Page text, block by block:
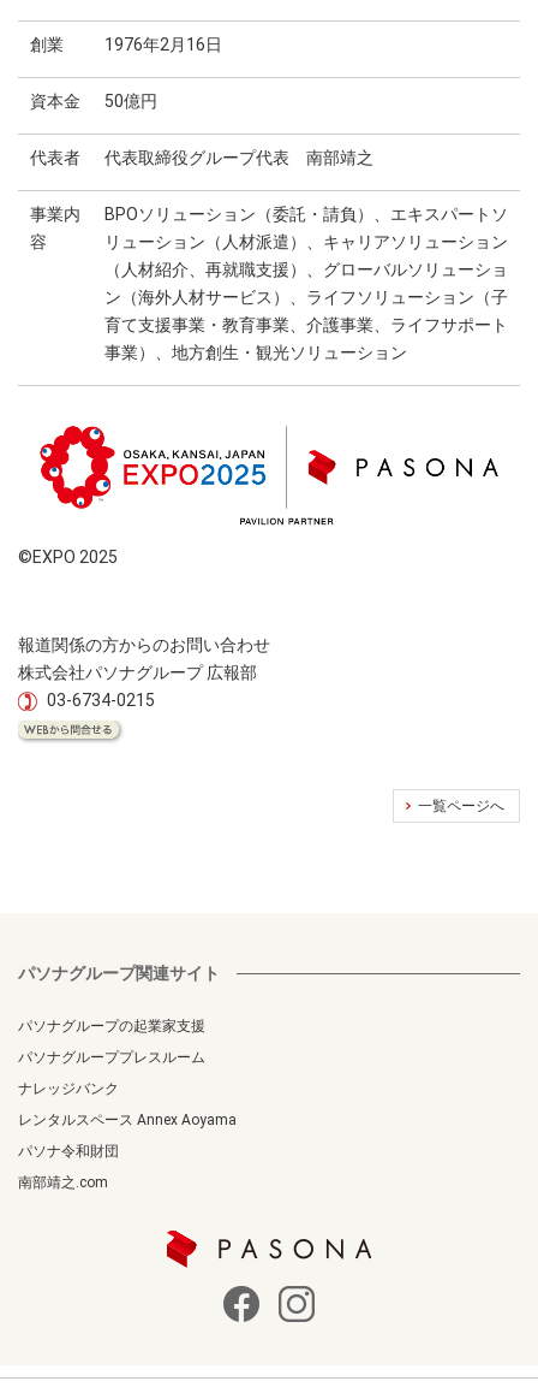
創業 1976年2月16日
資本金 50億円
代表者 代表取締役グループ代表 南部靖之
事業内
容
BPOソリューション（委託・請負）、エキスパートソ
リューション（人材派遣）、キャリアソリューション
（人材紹介、再就職支援）、グローバルソリューショ
ン（海外人材サービス）、ライフソリューション（子
育て支援事業・教育事業、介護事業、ライフサポート
事業）、地方創生・観光ソリューション
©EXPO 2025
報道関係の方からのお問い合わせ
株式会社パソナグループ 広報部
03-6734-0215
一覧ページへ
パソナグループ関連サイト
パソナグループの起業家支援
パソナグループプレスルーム
ナレッジバンク
レンタルスペース Annex Aoyama
パソナ令和財団
南部靖之.com